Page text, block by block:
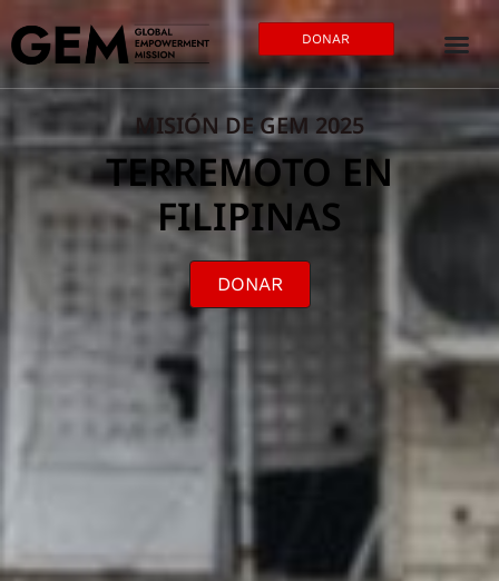
DONAR
MISIÓN DE GEM 2025
TERREMOTO EN
FILIPINAS
DONAR